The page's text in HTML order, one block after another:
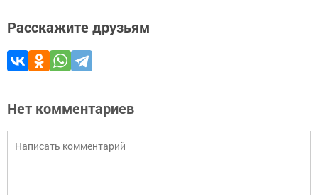
Расскажите друзьям
Нет комментариев